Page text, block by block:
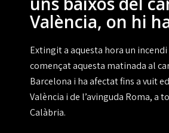
València, on hi
Extingit a aquesta hora un incendi
començat aquesta matinada al
Barcelona i ha afectat fins a vuit
València i de l’avinguda Roma, a
Calàbria.